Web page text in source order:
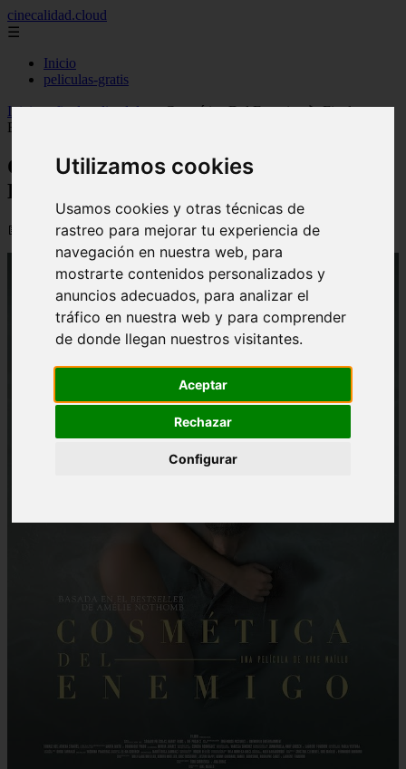
Utilizamos cookies
Usamos cookies y otras técnicas de
rastreo para mejorar tu experiencia de
navegación en nuestra web, para
mostrarte contenidos personalizados y
anuncios adecuados, para analizar el
tráfico en nuestra web y para comprender
de donde llegan nuestros visitantes.
Aceptar
Rechazar
Configurar
cinecalidad.cloud
☰
Inicio
peliculas-gratis
Inicio > finalexplicadolat >Cosmética Del Enemigo ᐉ Final
Explicado
Cosmética Del Enemigo ᐉ Final
Explicado
📅 13/02/2026